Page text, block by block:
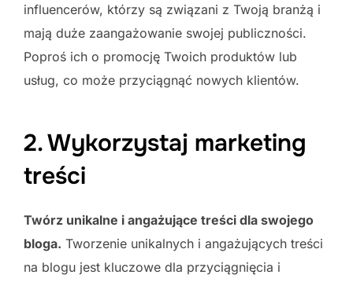
influencerów, którzy są związani z Twoją branżą i
mają duże zaangażowanie swojej publiczności.
Poproś ich o promocję Twoich produktów lub
usług, co może przyciągnąć nowych klientów.
2. Wykorzystaj marketing
treści
Twórz unikalne i angażujące treści dla swojego
bloga. Tworzenie unikalnych i angażujących treści
na blogu jest kluczowe dla przyciągnięcia i